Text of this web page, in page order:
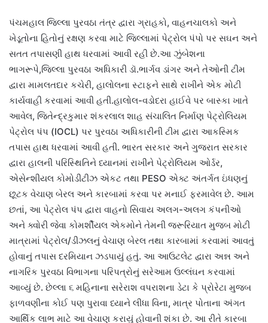
પંચમહાલ જિલ્લા પુરવઠા તંત્ર દ્વારા ગ્રાહકો, વાહનચાલકો અને
ખેડૂતોના હિતોનું રક્ષણ કરવા માટે જિલ્લામાં પેટ્રોલ પંપો પર સઘન અને
સતત તપાસણી હાથ ધરવામાં આવી રહી છે.આ ઝુંબેશના
ભાગરૂપે,જિલ્લા પુરવઠા અધિકારી ડૉ.ભાર્ગવ ડાંગર અને તેઓની ટીમ
દ્વારા મામલતદાર કચેરી, હાલોલના સ્ટાફને સાથે રાખીને એક મોટી
કાર્યવાહી કરવામાં આવી હતી.હાલોલ-વડોદરા હાઈવે પર બાસ્કા ખાતે
આવેલ, જિતેન્દ્રકુમાર શંકરલાલ શાહ સંચાલિત નિર્માણ પેટ્રોલિયમ
પેટ્રોલ પંપ (IOCL) પર પુરવઠા અધિકારીની ટીમ દ્વારા આકસ્મિક
તપાસ હાથ ધરવામાં આવી હતી. ભારત સરકાર અને ગુજરાત સરકાર
દ્વારા હાલની પરિસ્થિતિને ધ્યાનમાં રાખીને પેટ્રોલિયમ ઓર્ડર,
એસેન્શીયલ કોમોડીટીઝ એકટ તથા PESO એક્ટ અંતર્ગત ઇંધણનું
છૂટક વેચાણ બેરલ અને કારબામાં કરવા પર મનાઈ ફરમાવેલ છે. આમ
છતાં, આ પેટ્રોલ પંપ દ્વારા વાહનો સિવાય અલગ-અલગ કંપનીઓ
અને ક્વોરી જેવા કોમર્શીયલ એકમોને તેમની જરૂરિયાત મુજબ મોટી
માત્રામાં પેટ્રોલ/ડીઝલનું વેચાણ બેરલ તથા કારબામાં કરવામાં આવતું
હોવાનું તપાસ દરમિયાન ઝડપાયું હતું. આ આઉટલેટ દ્વારા અન્ન અને
નાગરિક પુરવઠા વિભાગના પરિપત્રોનું સરેઆમ ઉલ્લંઘન કરવામાં
આવ્યું છે. છેલ્લા ૬ મહિનાના સરેરાશ વપરાશના ડેટા કે પ્રોરેટા મુજબ
ફાળવણીના કોઈ પણ પુરાવા ધ્યાને લીધા વિના, માત્ર પોતાના અંગત
આર્થિક લાભ માટે આ વેચાણ કરાયું હોવાની શંકા છે. આ રીતે કારબા